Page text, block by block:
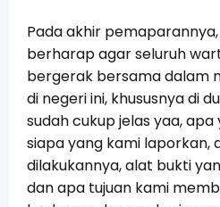
Pada akhir
berharap agar seluruh
bergerak bersama dalam
di negeri ini, khususnya di
sudah cukup jelas yaa,
siapa yang kami laporkan,
dilakukannya, alat bukti
dan apa tujuan kami